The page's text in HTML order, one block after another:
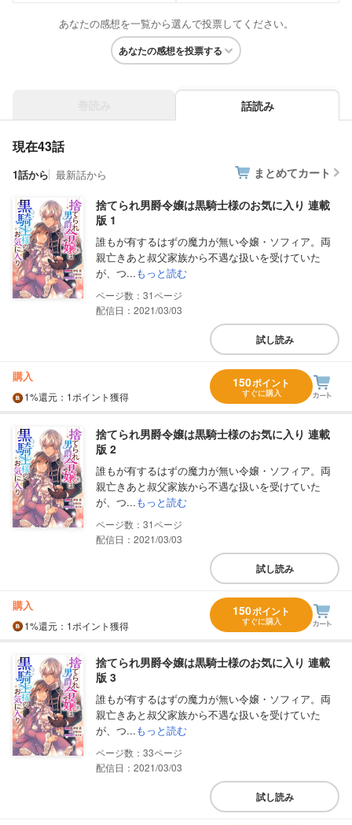
あなたの感想を一覧から選んで投票してください。
あなたの感想を投票する
話読み
現在43話
1話から 最新話から まとめてカート
捨てられ男爵令嬢は黒騎士様のお気に入り 連載
版 1
誰もが有するはずの魔力が無い令嬢・ソフィア。両
親亡きあと叔父家族から不遇な扱いを受けていた
が、つ...もっと読む
31
配信日：2021/03/03
試し読み
購入
1%還元 ：1ポイント獲得
150ポイント
すぐに購入
捨てられ男爵令嬢は黒騎士様のお気に入り 連載
版 2
誰もが有するはずの魔力が無い令嬢・ソフィア。両
親亡きあと叔父家族から不遇な扱いを受けていた
が、つ...もっと読む
31
配信日：2021/03/03
試し読み
購入
1%還元 ：1ポイント獲得
150ポイント
すぐに購入
捨てられ男爵令嬢は黒騎士様のお気に入り 連載
版 3
誰もが有するはずの魔力が無い令嬢・ソフィア。両
親亡きあと叔父家族から不遇な扱いを受けていた
が、つ...もっと読む
33
配信日：2021/03/03
試し読み